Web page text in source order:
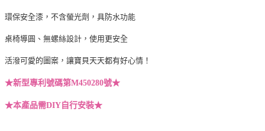
環保安全漆，不含螢光劑，具防水功能
桌椅導圓、無螺絲設計，使用更安全
活潑可愛的圖案，讓寶貝天天都有好心情！
★新型專利號碼第M450280號★
★本產品需DIY自行安裝★